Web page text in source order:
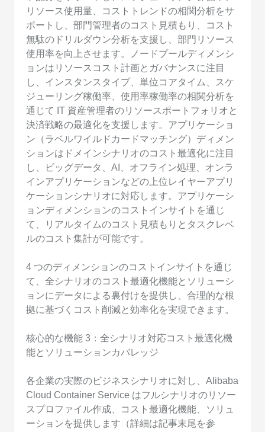
リソース使用量、コストトレンドの相関分析をサ
ポートし、部門管理者のコスト見積もり、コスト
無駄のドリルダウン分析を支援し、部門リソース
使用率を向上させます。ノードプールディメンシ
ョンはリソースコスト計画とガバナンスに注目
し、インスタンスタイプ、単位コアタイム、スケ
ジューリング稼働率、使用率稼働率の相関分析を
通じて IT 資産管理者のリソースポートフォリオと
決済戦略の最適化を支援します。アプリケーショ
ン（ラベルワイルドカードマッチング）ディメン
ションはドメインシナリオのコスト最適化に注目
し、ビッグデータ、AI、オフライン処理、オンラ
インアプリケーションなどの上位レイヤーアプリ
ケーションシナリオに対応します。アプリケーシ
ョンディメンションのコストインサイトを通じ
て、リアルタイムのコスト見積もりとタスクレベ
ルのコスト集計が可能です。
4 つのディメンションのコストインサイトを通じ
て、全シナリオのコスト最適化機能とソリューシ
ョンにデータによる裏付けを提供し、合理的な根
拠に基づくコスト削減と効率化を実現できます。
核心的な機能 3：全シナリオ対応コスト最適化機
能とソリューションカバレッジ
各企業の実際のビジネスシナリオに対し、Alibaba
Cloud Container Service はフルシナリオのリソー
スプロファイル作成、コスト最適化機能、ソリュ
ーションを提供します（詳細は記事末尾を参